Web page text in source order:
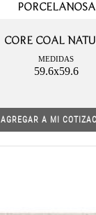
PORCELANOSA
CORE COAL
MEDIDAS
59.6x59.6
AGREGAR A MI